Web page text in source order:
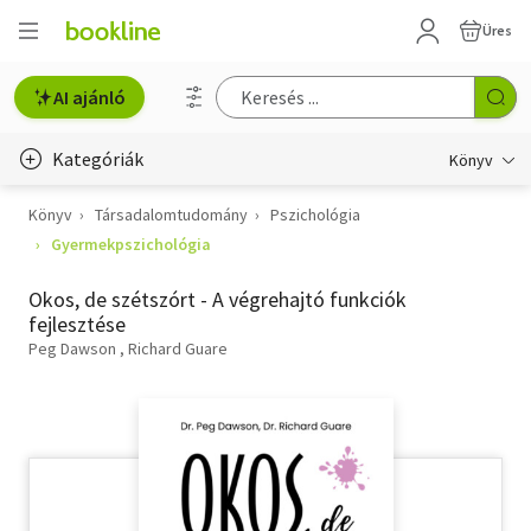
Üres
AI ajánló
Kategóriák Könyv
Életmód, egészség
Gyermek- és ifjúsági
Könyv Társadalomtudomány
Pszichológia
Gyermekpszichológia
Okos, de szétszórt - A végrehajtó funkciók
fejlesztése
Peg Dawson Richard Guare